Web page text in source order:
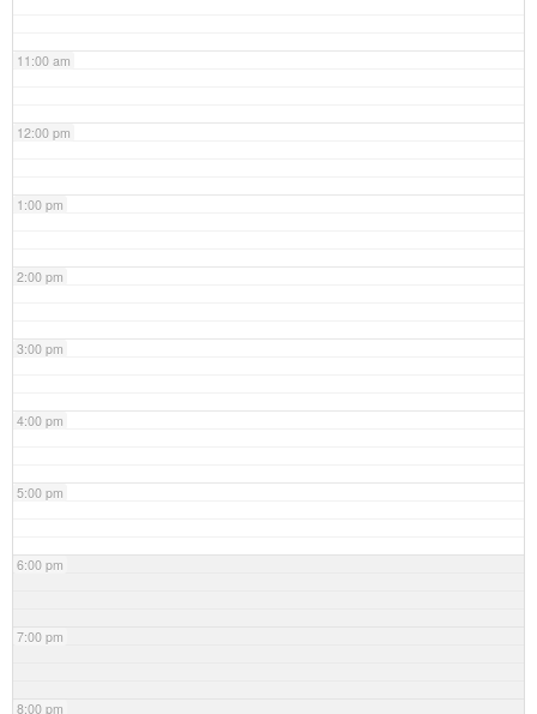
11:00 am
12:00 pm
1:00 pm
2:00 pm
3:00 pm
4:00 pm
5:00 pm
6:00 pm
7:00 pm
8:00 pm